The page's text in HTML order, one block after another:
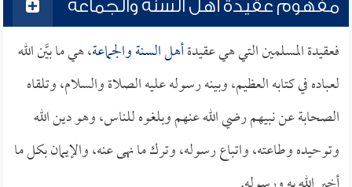
مفهوم عقيدة أهل السنة والجماعة
فعقيدة المسلمين التي هي عقيدةأهل السنة والجماعة، هي ما بيَّن الله
لعباده في كتابه العظيم، وبينه رسوله عليه الصلاة والسلام، وتلقاه
الصحابة عن نبيهم رضي الله عنهم وبلغوه للناس، وهو دين الله
وتوحيده وطاعته، واتباع رسوله، وترك ما نهى عنه، والإيمان بكل ما